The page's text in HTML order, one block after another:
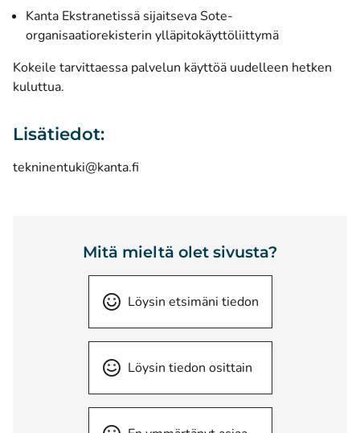
Kanta Ekstranetissä sijaitseva Sote-
organisaatiorekisterin ylläpitokäyttöliittymä
Kokeile tarvittaessa palvelun käyttöä uudelleen hetken
kuluttua.
Lisätiedot:
tekninentuki@kanta.fi
Mitä mieltä olet sivusta?
Löysin etsimäni tiedon
Löysin tiedon osittain